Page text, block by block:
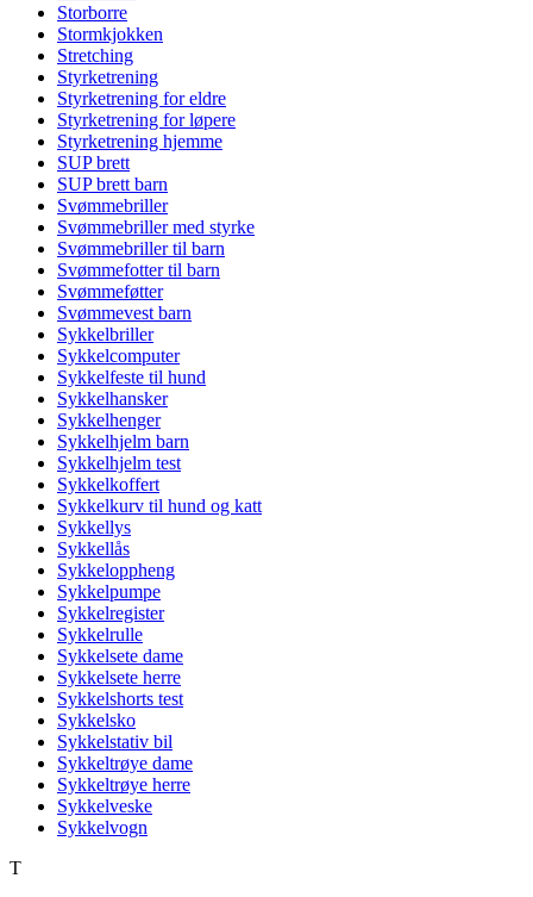
Storborre
Stormkjokken
Stretching
Styrketrening
Styrketrening for eldre
Styrketrening for løpere
Styrketrening hjemme
SUP brett
SUP brett barn
Svømmebriller
Svømmebriller med styrke
Svømmebriller til barn
Svømmefotter til barn
Svømmeføtter
Svømmevest barn
Sykkelbriller
Sykkelcomputer
Sykkelfeste til hund
Sykkelhansker
Sykkelhenger
Sykkelhjelm barn
Sykkelhjelm test
Sykkelkoffert
Sykkelkurv til hund og katt
Sykkellys
Sykkellås
Sykkeloppheng
Sykkelpumpe
Sykkelregister
Sykkelrulle
Sykkelsete dame
Sykkelsete herre
Sykkelshorts test
Sykkelsko
Sykkelstativ bil
Sykkeltrøye dame
Sykkeltrøye herre
Sykkelveske
Sykkelvogn
T